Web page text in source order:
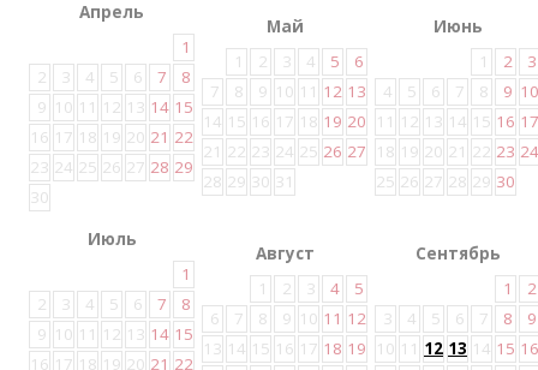
Апрель
1
2
3 4 5 6 7
8
9 10 11 12 13 14 15
16 17 18 19 20 21 22
23 24 25 26 27 28 29
30
Май
1
2 3 4 5
6
7
8 9 10 11 12 13
14 15 16 17 18 19 20
21 22 23 24 25 26 27
28 29 30 31
Июнь
1
2
3
4
5 6 7 8 9 10
11 12 13 14 15 16 17
18 19 20 21 22 23 24
25 26 27 28 29 30
Июль
1
2
3 4 5 6 7
8
9 10 11 12 13 14 15
16 17 18 19 20 21 22
Август
1
2 3 4
5
6
7 8 9 10 11 12
13 14 15 16 17 18 19
Сентябрь
1
2
3
4 5 6 7 8
9
10 11 12 13 14 15 16